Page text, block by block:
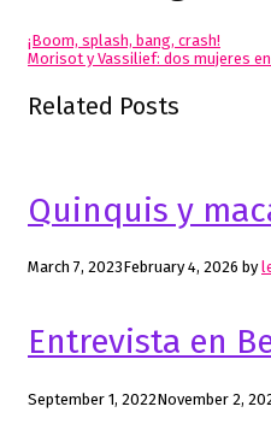
¡Boom, splash, bang, crash!
Morisot y Vassilief: dos mujeres
Related Posts
Quinquis y
March 7, 2023February 4, 2026 by
Entrevista en
September 1, 2022November 2,